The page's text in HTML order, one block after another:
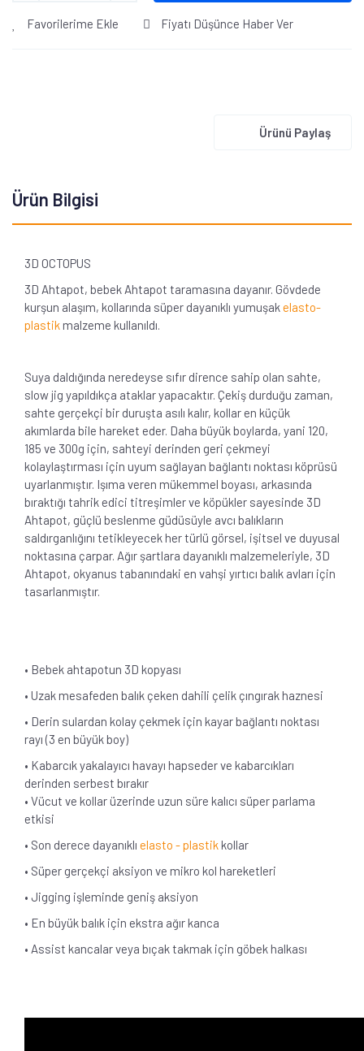
Favorilerime Ekle Fiyatı Düşünce Haber Ver
Ürünü Paylaş
Ürün Bilgisi
3D OCTOPUS
3D Ahtapot, bebek Ahtapot taramasına dayanır. Gövdede
kurşun alaşım, kollarında süper dayanıklı yumuşakelasto-
plastik malzeme kullanıldı.
Suya daldığında neredeyse sıfır dirence sahip olan sahte,
slow jig yapıldıkça ataklar yapacaktır. Çekiş durduğu zaman,
sahte gerçekçi bir duruşta asılı kalır, kollar en küçük
akımlarda bile hareket eder. Daha büyük boylarda, yani 120,
185 ve 300g için, sahteyi derinden geri çekmeyi
kolaylaştırması için uyum sağlayan bağlantı noktası köprüsü
uyarlanmıştır. Işıma veren mükemmel boyası, arkasında
bıraktığı tahrik edici titreşimler ve köpükler sayesinde 3D
Ahtapot, güçlü beslenme güdüsüyle avcı balıkların
saldırganlığını tetikleyecek her türlü görsel, işitsel ve duyusal
noktasına çarpar. Ağır şartlara dayanıklı malzemeleriyle, 3D
Ahtapot, okyanus tabanındaki en vahşi yırtıcı balık avları için
tasarlanmıştır.
• Bebek ahtapotun 3D kopyası
• Uzak mesafeden balık çeken dahili çelik çıngırak haznesi
• Derin sulardan kolay çekmek için kayar bağlantı noktası
rayı (3 en büyük boy)
• Kabarcık yakalayıcı havayı hapseder ve kabarcıkları
derinden serbest bırakır
• Vücut ve kollar üzerinde uzun süre kalıcı süper parlama
etkisi
• Son derece dayanıklı elasto - plastik kollar
• Süper gerçekçi aksiyon ve mikro kol hareketleri
• Jigging işleminde geniş aksiyon
• En büyük balık için ekstra ağır kanca
• Assist kancalar veya bıçak takmak için göbek halkası